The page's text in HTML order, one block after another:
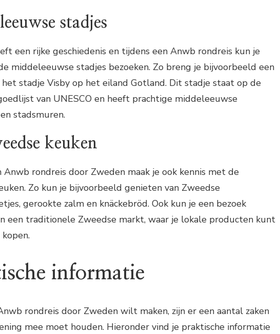
stadjes
een rijke geschiedenis en tijdens een Anwb rondreis kun je
middeleeuwse stadjes bezoeken. Zo breng je bijvoorbeeld een
het stadje Visby op het eiland Gotland. Dit stadje staat op de
van UNESCO en heeft prachtige middeleeuwse
stadsmuren.
keuken
Anwb rondreis door Zweden maak je ook kennis met de
Zo kun je bijvoorbeeld genieten van Zweedse
gerookte zalm en knäckebröd. Ook kun je een bezoek
een traditionele Zweedse markt, waar je lokale producten kunt
informatie
rondreis door Zweden wilt maken, zijn er een aantal zaken
mee moet houden. Hieronder vind je praktische informatie